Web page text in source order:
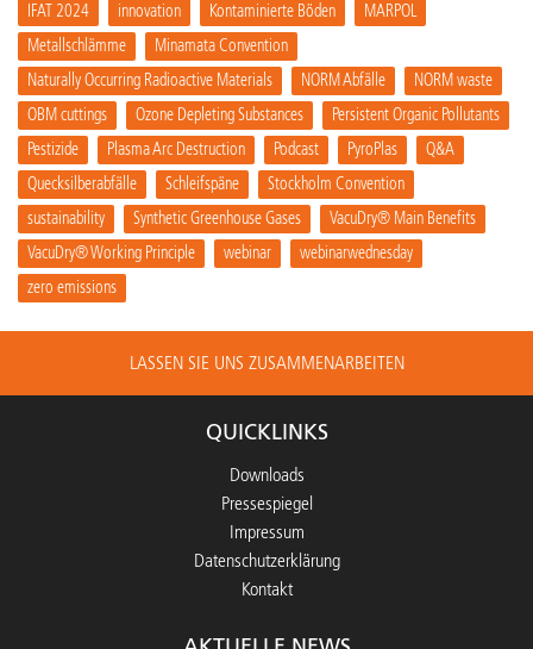
IFAT 2024
innovation Kontaminierte Böden
MARPOL
Metallschlämme
Minamata Convention
Naturally Occurring Radioactive Materials
NORM Abfälle
NORM waste
OBM cuttings
Ozone Depleting Substances
Persistent Organic Pollutants
Pestizide
Plasma Arc Destruction Podcast PyroPlas
Q&A
Quecksilberabfälle
Schleifspäne
Stockholm Convention
sustainability
Synthetic Greenhouse Gases
VacuDry® Main Benefits
VacuDry® Working Principle
webinar
webinarwednesday
zero emissions
LASSEN SIE UNS ZUSAMMENARBEITEN
QUICKLINKS
Downloads
Pressespiegel
Impressum
Datenschutzerklärung
Kontakt